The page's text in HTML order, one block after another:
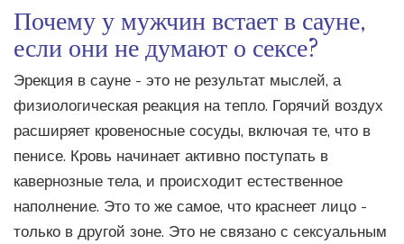
Почему у мужчин встает в сауне,
если они не думают о сексе?
Эрекция в сауне - это не результат мыслей, а
физиологическая реакция на тепло. Горячий воздух
расширяет кровеносные сосуды, включая те, что в
пенисе. Кровь начинает активно поступать в
кавернозные тела, и происходит естественное
наполнение. Это то же самое, что краснеет лицо -
только в другой зоне. Это не связано с сексуальным